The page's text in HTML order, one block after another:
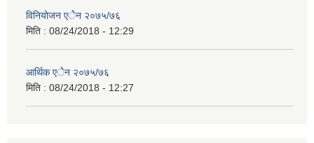
विनियोजन एेेन २०७५/७६
मिति : 08/24/2018 - 12:29
आर्थिक एेेन २०७५/७६
मिति : 08/24/2018 - 12:27